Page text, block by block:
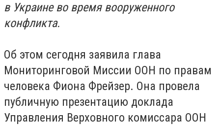
в Украине во время вооруженного
конфликта.
Об этом сегодня заявила глава
Мониторинговой Миссии ООН по правам
человека Фиона Фрейзер. Она провела
публичную презентацию доклада
Управления Верховного комиссара ООН